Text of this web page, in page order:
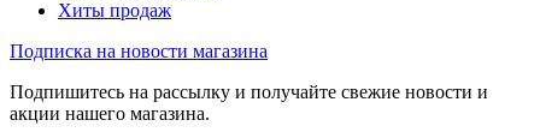
Хиты продаж
Подписка на новости магазина
Подпишитесь на рассылку и получайте свежие новости и
акции нашего магазина.